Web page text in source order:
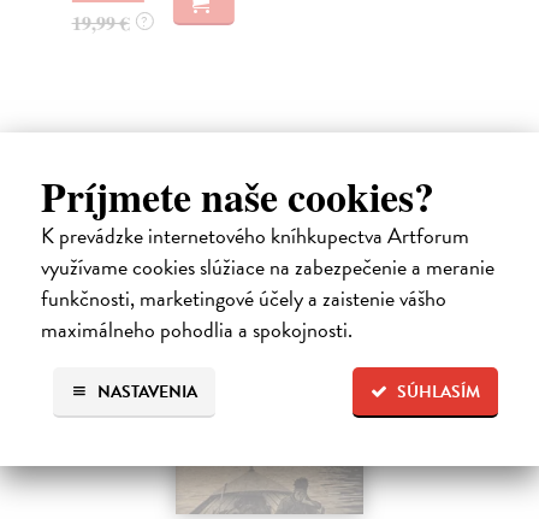
Príjmete naše cookies?
K prevádzke internetového kníhkupectva Artforum
využívame cookies slúžiace na zabezpečenie a meranie
funkčnosti, marketingové účely a zaistenie vášho
maximálneho pohodlia a spokojnosti.
SÚHLASÍM
NASTAVENIA
19,99 € ?
Ďalšie z kategórie reportáže
na sklade